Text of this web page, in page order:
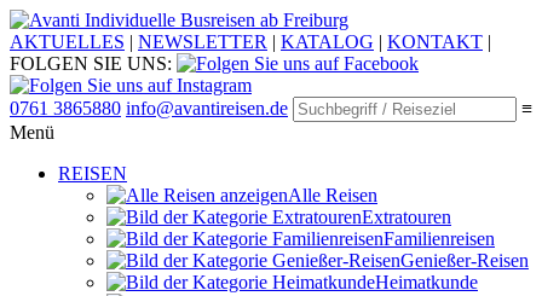
Individuelle Busreisen ab Freiburg
AKTUELLES | NEWSLETTER | KATALOG | KONTAKT |
FOLGEN SIE UNS:
0761 3865880 info@avantireisen.de
≡
Menü
REISEN
Alle Reisen
Extratouren
Familien­reisen
Genießer-Reisen
Heimatkunde